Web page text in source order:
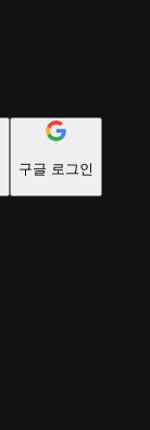
구글 로그인